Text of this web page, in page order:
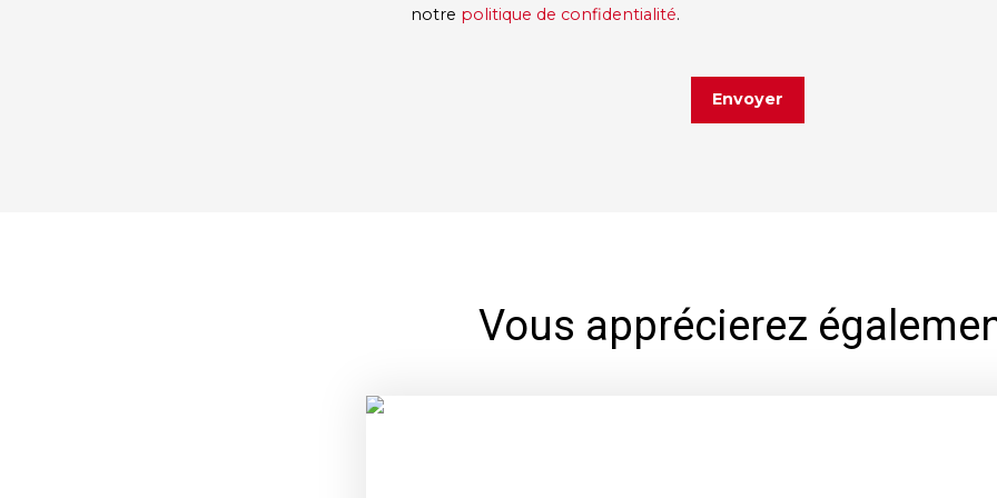
notre politique de confidentialité.
Envoyer
Vous apprécierez